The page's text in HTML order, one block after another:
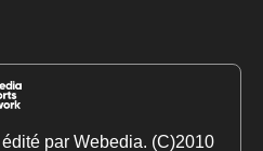
par Webedia. (C)2010